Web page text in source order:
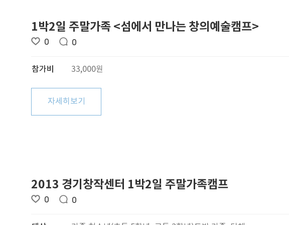
1박2일 주말가족 <섬에서 만나는 창의예술캠프>
0 0
참가비 33,000원
자세히보기
2013 경기창작센터 1박2일 주말가족캠프
0 0